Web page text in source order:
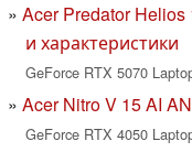
Acer Predator
и характеристики
GeForce RTX 5070
Acer Nitro V 15 AI
GeForce RTX 4050